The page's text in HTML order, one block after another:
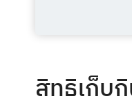
สิทธิเก็บ